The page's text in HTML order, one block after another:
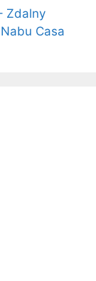
Zdalny
Casa